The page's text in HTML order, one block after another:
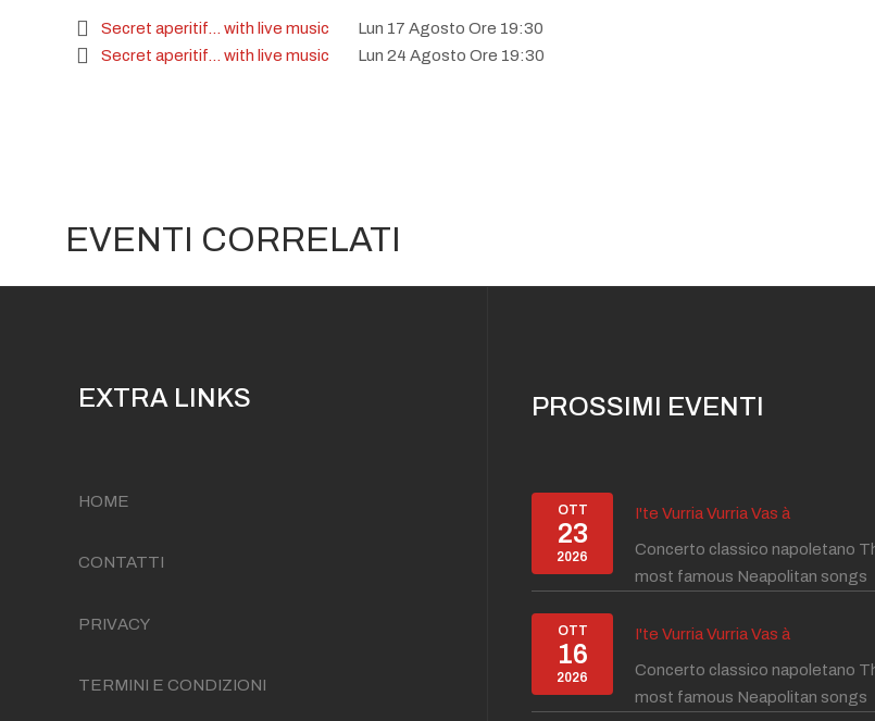
Secret aperitif... with live music
Lun 17 Agosto Ore 19:30
Secret aperitif... with live music
Lun 24 Agosto Ore 19:30
EVENTI CORRELATI
EXTRA LINKS
HOME
CONTATTI
PRIVACY
TERMINI E CONDIZIONI
PROSSIMI EVENTI
OTT
23
2026
I'te Vurria Vurria Vas à
Concerto classico napoletano
most famous Neapolitan songs
OTT
16
2026
I'te Vurria Vurria Vas à
Concerto classico napoletano
most famous Neapolitan songs